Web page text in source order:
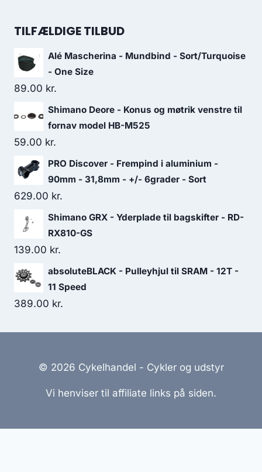
was:
is:
TILFÆLDIGE TILBUD
Alé Mascherina - Mundbind - Sort/Turquoise
- One Size
89.00 kr.
Shimano Deore - Konus og møtrik venstre til
fornav model HB-M525
59.00 kr.
PRO Discover - Frempind i aluminium -
90mm - 31,8mm - +/- 6grader - Sort
629.00 kr.
Shimano GRX - Yderplade til bagskifter - RD-
RX810-GS
139.00 kr.
absoluteBLACK - Pulleyhjul til SRAM - 12T -
11 Speed
389.00 kr.
© 2026 Cykelhandel - Cykler og udstyr
Vi henviser til affiliate links på siden.